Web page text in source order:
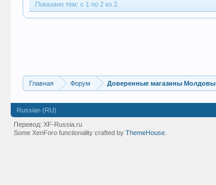
Показано тем: с 1 по 2 из 2.
Главная Форум Доверенные магазины Молдовы
Russian (RU)
Перевод:XF-Russia.ru
Some XenForo functionality crafted byThemeHouse